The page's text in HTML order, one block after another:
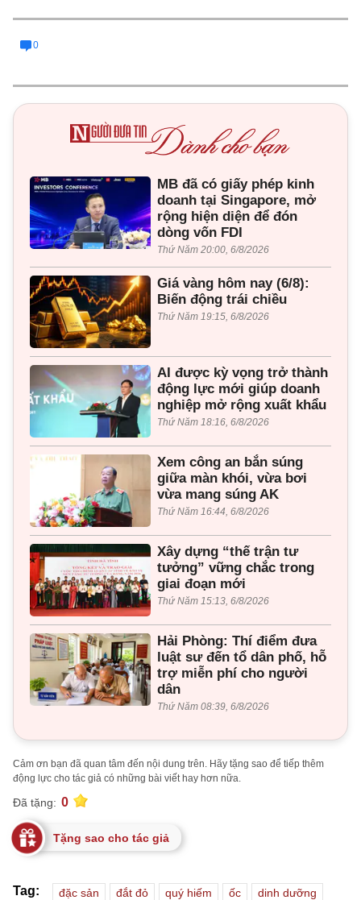
0
MB đã có giấy phép kinh
doanh tại Singapore, mở
rộng hiện diện để đón
dòng vốn FDI
Thứ Năm 20:00, 6/8/2026
Giá vàng hôm nay (6/8):
Biến động trái chiều
Thứ Năm 19:15, 6/8/2026
AI được kỳ vọng trở thành
động lực mới giúp doanh
nghiệp mở rộng xuất khẩu
Thứ Năm 18:16, 6/8/2026
Xem công an bắn súng
giữa màn khói, vừa bơi
vừa mang súng AK
Thứ Năm 16:44, 6/8/2026
Xây dựng “thế trận tư
tưởng” vững chắc trong
giai đoạn mới
Thứ Năm 15:13, 6/8/2026
Hải Phòng: Thí điểm đưa
luật sư đến tổ dân phố, hỗ
trợ miễn phí cho người
dân
Thứ Năm 08:39, 6/8/2026
Cảm ơn bạn đã quan tâm đến nội dung trên. Hãy tặng sao để tiếp thêm
động lực cho tác giả có những bài viết hay hơn nữa.
Đã tặng: 0
Tặng sao cho tác giả
Tag: đặc sản đắt đỏ quý hiếm ốc dinh dưỡng